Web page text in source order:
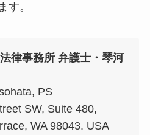
す。
律事務所 弁護士・琴河
PS
SW, Suite 480,
WA 98043. USA